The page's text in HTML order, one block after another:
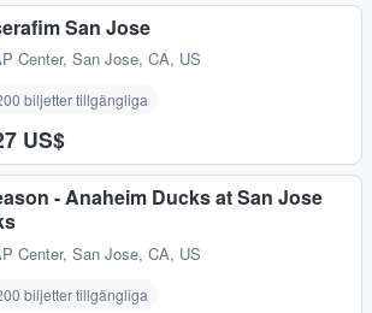
San Jose
Center, San Jose, CA, US
biljetter tillgängliga
US$
- Anaheim Ducks at San Jose
Center, San Jose, CA, US
biljetter tillgängliga